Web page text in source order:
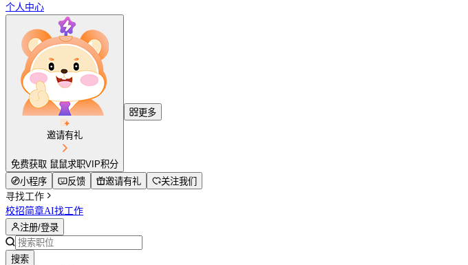
个人中心
邀请有礼
免费获取 鼠鼠求职VIP积分
更多
小程序 反馈 邀请有礼
关注我们
寻找工作
校招简章AI找工作
注册/登录
搜索